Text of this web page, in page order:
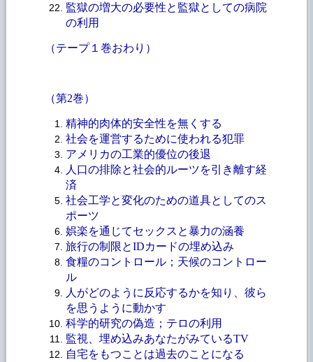
監獄の増大の必要性と監獄としての病院
の利用
（テープ１巻おわり）
（第2巻）
精神的肉体的安全性を無くする
社会を運営するために使われる犯罪
アメリカの工業的優位の後退
人口の排除と社会的ルーツを引き離す経
済
社会工学と変化のための道具としてのス
ポーツ
娯楽を通じてセックスと暴力の涵養
旅行の制限とIDカードの埋め込み
食糧のコントロール；天候のコントロー
ル
人がどのように反応するかを知り、彼ら
を思うように動かす
科学的研究の偽造；テロの利用
監視、埋め込みあなたがみているTV
自宅をもつことは過去のことになる